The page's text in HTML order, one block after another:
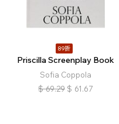
89折
Priscilla Screenplay Book
Sofia Coppola
$ 69.29 $ 61.67